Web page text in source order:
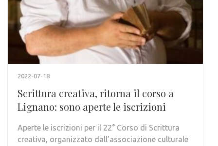
2022-07-18
Scrittura creativa, ritorna il corso a
Lignano: sono aperte le iscrizioni
Aperte le iscrizioni per il 22° Corso di Scrittura
creativa, organizzato dall'associazione culturale